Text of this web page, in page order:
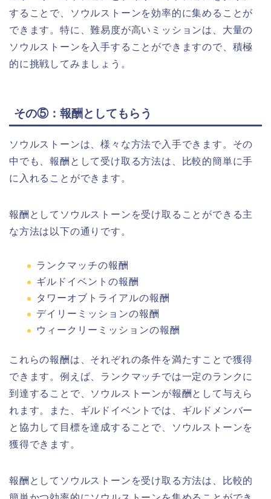
することで、ソウルストーンを効率的に集めることが
できます。特に、難易度が高いミッションは、大量の
ソウルストーンを入手することができますので、積極
的に挑戦してみましょう。
その⑤：報酬としてもらう
ソウルストーンは、様々な方法で入手できます。その
中でも、報酬として受け取る方法は、比較的簡単に手
に入れることができます。
報酬としてソウルストーンを受け取ることができる主
な方法は以下の通りです。
ランクマッチの報酬
ギルドイベントの報酬
タワーオブトライアルの報酬
デイリーミッションの報酬
ウィークリーミッションの報酬
これらの報酬は、それぞれの条件を満たすことで獲得
できます。例えば、ランクマッチでは一定のランクに
到達することで、ソウルストーンが報酬として与えら
れます。また、ギルドイベントでは、ギルドメンバー
と協力して目標を達成することで、ソウルストーンを
獲得できます。
報酬としてソウルストーンを受け取る方法は、比較的